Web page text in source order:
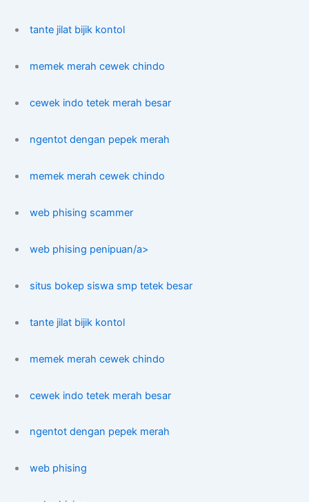
tante jilat bijik kontol
memek merah cewek chindo
cewek indo tetek merah besar
ngentot dengan pepek merah
memek merah cewek chindo
web phising scammer
web phising penipuan/a>
situs bokep siswa smp tetek besar
tante jilat bijik kontol
memek merah cewek chindo
cewek indo tetek merah besar
ngentot dengan pepek merah
web phising